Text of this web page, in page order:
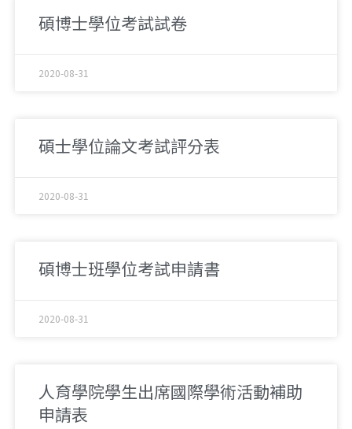
碩博士學位考試試卷
2020-08-31
碩士學位論文考試評分表
2020-08-31
碩博士班學位考試申請書
2020-08-31
人育學院學生出席國際學術活動補助
申請表